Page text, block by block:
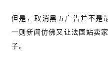
但是，取消黑五广告并不是
一则新闻仿佛又让法国站卖
子。